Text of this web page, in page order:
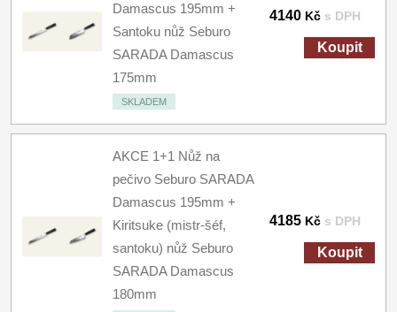
Damascus 195mm +
Santoku nůž Seburo
SARADA Damascus
175mm
SKLADEM
4140 Kč s DPH
Koupit
AKCE 1+1 Nůž na
pečivo Seburo SARADA
Damascus 195mm +
Kiritsuke (mistr-šéf,
santoku) nůž Seburo
SARADA Damascus
180mm
4185 Kč s DPH
Koupit